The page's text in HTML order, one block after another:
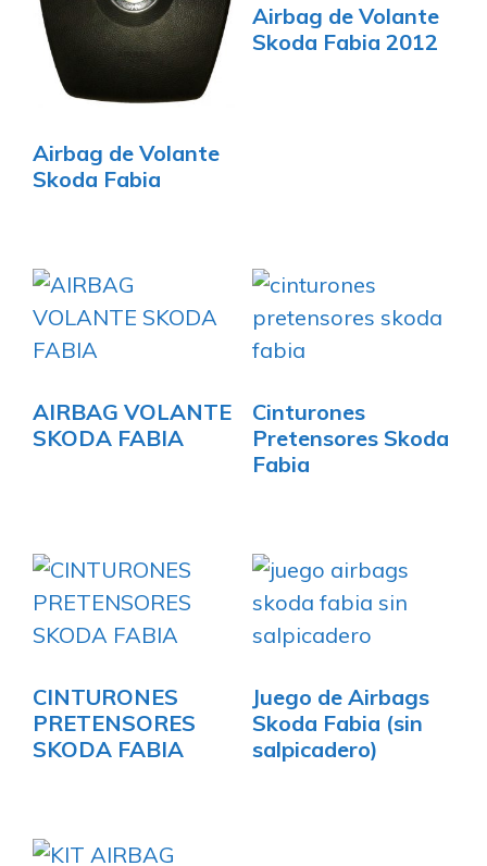
Airbag de Volante
Skoda Fabia
Airbag de Volante
Skoda Fabia 2012
AIRBAG VOLANTE
SKODA FABIA
Cinturones
Pretensores Skoda
Fabia
CINTURONES
PRETENSORES
SKODA FABIA
Juego de Airbags
Skoda Fabia (sin
salpicadero)